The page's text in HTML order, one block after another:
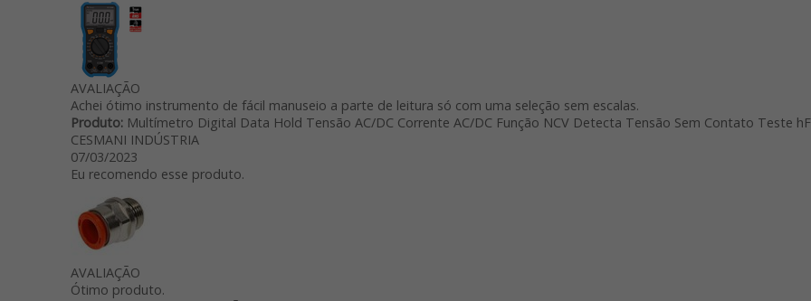
AVALIAÇÃO
Achei ótimo instrumento de fácil manuseio a parte de leitura só com uma seleção sem escalas.
Produto:Multímetro Digital Data Hold Tensão AC/DC Corrente AC/DC Função NCV Detecta Tensão Sem Contato Teste
CESMANI INDÚSTRIA
07/03/2023
Eu recomendo esse produto.
AVALIAÇÃO
Ótimo produto.